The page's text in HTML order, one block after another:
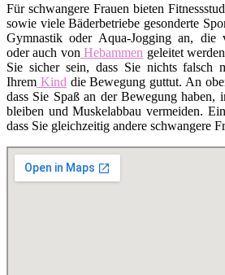
Für schwangere Frauen bieten
sowie viele Bäderbetriebe gesonderte
Gymnastik oder Aqua-Jogging an, die
oder auch von Hebammen geleitet
Sie sicher sein, dass Sie nichts falsch
Ihrem Kind die Bewegung guttut. An
dass Sie Spaß an der Bewegung haben,
bleiben und Muskelabbau vermeiden.
dass Sie gleichzeitig andere schwangere